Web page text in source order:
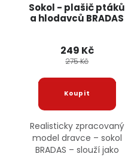
Sokol - plašič ptáků
a hlodavců BRADAS
249 Kč
275 Kč
Realisticky zpracovaný
model dravce – sokol
BRADAS – slouží jako